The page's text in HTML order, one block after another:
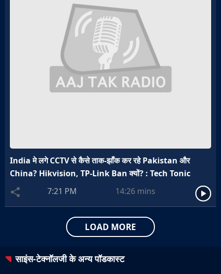
India मे लगे CCTV से कैसे ताक-झाँक कर रहे Pakistan और
China? Hikvision, TP-Link Ban क्यों? : Tech Tonic
7:21 PM
14:26 mins
LOAD MORE
साइंस-टेक्नॉलजीके अन्य पॉडकास्ट